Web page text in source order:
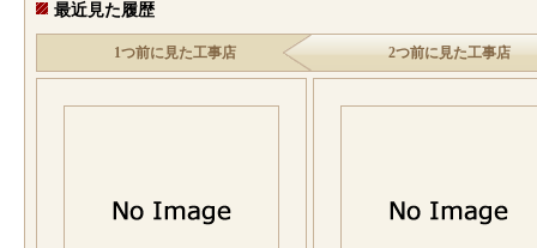
最近見た履歴
1つ前に見た工事店 2つ前に見た工事店